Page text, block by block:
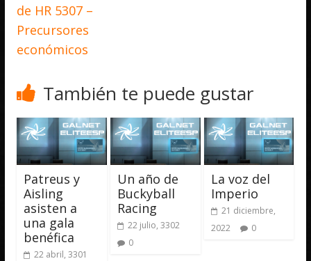
de HR 5307 –
Precursores
económicos
También te puede gustar
Patreus y
Aisling
asisten a
una gala
benéfica
22 abril, 3301
Un año de
Buckyball
Racing
22 julio, 3302
0
La voz del
Imperio
21 diciembre,
2022
0